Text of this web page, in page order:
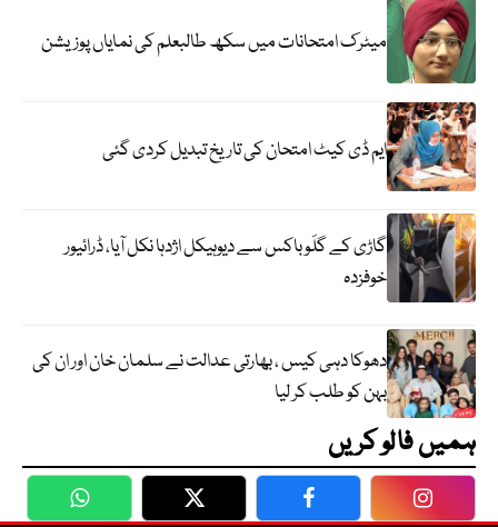
میٹرک امتحانات میں سکھ طالبعلم کی نمایاں پوزیشن
ایم ڈی کیٹ امتحان کی تاریخ تبدیل کردی گئی
گاڑی کے گلَو باکس سے دیوہیکل اژدہا نکل آیا، ڈرائیور
خوفزدہ
دھوکا دہی کیس ، بھارتی عدالت نے سلمان خان اور ان کی
بہن کو طلب کر لیا
ہمیں فالو کریں
WhatsApp Twitter Facebook